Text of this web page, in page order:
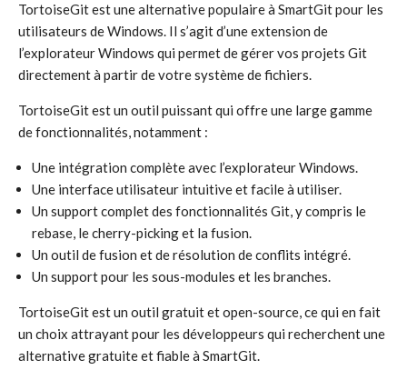
TortoiseGit est une alternative populaire à SmartGit pour les
utilisateurs de Windows. Il s’agit d’une extension de
l’explorateur Windows qui permet de gérer vos projets Git
directement à partir de votre système de fichiers.
TortoiseGit est un outil puissant qui offre une large gamme
de fonctionnalités, notamment :
Une intégration complète avec l’explorateur Windows.
Une interface utilisateur intuitive et facile à utiliser.
Un support complet des fonctionnalités Git, y compris le
rebase, le cherry-picking et la fusion.
Un outil de fusion et de résolution de conflits intégré.
Un support pour les sous-modules et les branches.
TortoiseGit est un outil gratuit et open-source, ce qui en fait
un choix attrayant pour les développeurs qui recherchent une
alternative gratuite et fiable à SmartGit.